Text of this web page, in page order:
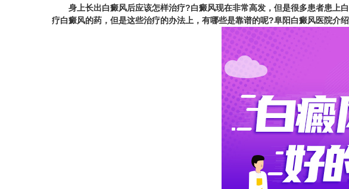
身上长出白癜风后应该怎样治疗?白癜风现在非常高发，但是很多患者患上
疗白癜风的药，但是这些治疗的办法上，有哪些是靠谱的呢?阜阳白癜风医院介绍